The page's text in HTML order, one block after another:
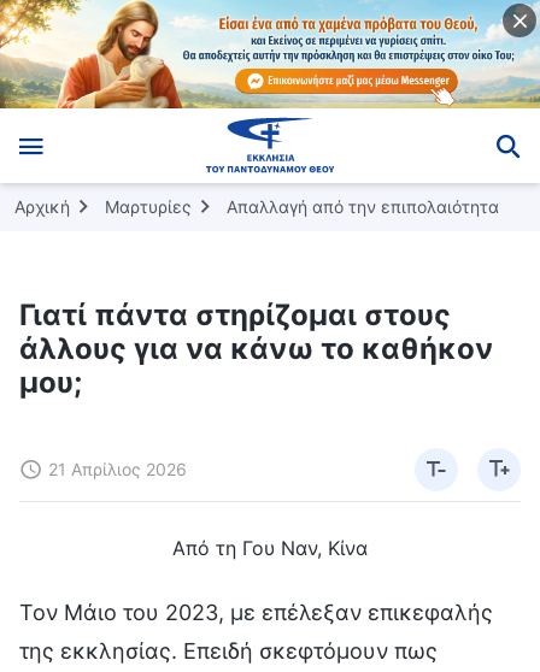
Αρχική Μαρτυρίες Απαλλαγή από την επιπολαιότητα
Γιατί πάντα στηρίζομαι στους
άλλους για να κάνω το καθήκον
μου;
21 Απρίλιος 2026
Από τη Γου Ναν, Κίνα
Τον Μάιο του 2023, με επέλεξαν επικεφαλής
της εκκλησίας. Επειδή σκεφτόμουν πως